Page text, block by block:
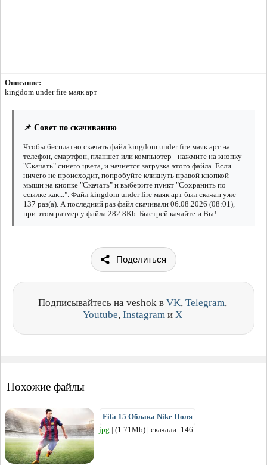
Описание:
kingdom under fire маяк арт
📌 Совет по скачиванию
Чтобы бесплатно скачать файл kingdom under fire маяк арт на
телефон, смартфон, планшет или компьютер - нажмите на кнопку
"Скачать" синего цвета, и начнется загрузка этого файла. Если
ничего не происходит, попробуйте кликнуть правой кнопкой
мыши на кнопке "Скачать" и выберите пункт "Сохранить по
ссылке как...". Файл kingdom under fire маяк арт был скачан уже
137 раз(а). А последний раз файл скачивали 06.08.2026 (08:01),
при этом размер у файла 282.8Kb. Быстрей качайте и Вы!
Поделиться
Подписывайтесь на veshok в VK, Telegram,
Youtube, Instagram и X
Похожие файлы
Fifa 15 Облака Nike Поля
jpg | (1.71Mb) | скачали: 146